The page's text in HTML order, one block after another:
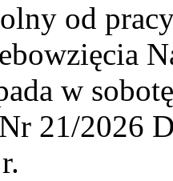
od
w
21/2026